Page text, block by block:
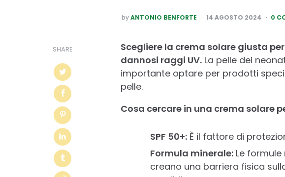
POSTED
BY
by ANTONIO BENFORTE 14 AGOSTO 2024 0
SHARE
Scegliere la crema solare giusta
dannosi raggi UV.La pelle dei
importante optare per prodotti
pelle.
Cosa cercare in una crema solare
SPF 50+:È il fattore di
Formula minerale:Le formule
creano una barriera fisica